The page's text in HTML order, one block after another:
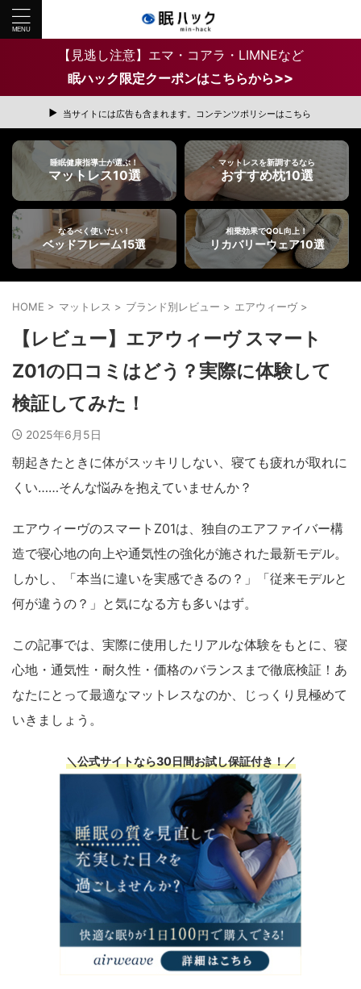
【見逃し注意】エマ・コアラ・LIMNEなど
眠ハック限定クーポンはこちらから>>
当サイトには広告も含まれます。コンテンツポリシーはこちら
睡眠健康指導士が選ぶ！
マットレス10選
マットレスを新調するなら
おすすめ枕10選
なるべく使いたい！
ベッドフレーム15選
相乗効果でQOL向上！
リカバリーウェア10選
HOME > マットレス > ブランド別レビュー > エアウィーヴ >
【レビュー】エアウィーヴ スマート
Z01の口コミはどう？実際に体験して
検証してみた！
2025年6月5日
朝起きたときに体がスッキリしない、寝ても疲れが取れに
くい……そんな悩みを抱えていませんか？
エアウィーヴのスマートZ01は、独自のエアファイバー構
造で寝心地の向上や通気性の強化が施された最新モデル。
しかし、「本当に違いを実感できるの？」「従来モデルと
何が違うの？」と気になる方も多いはず。
この記事では、実際に使用したリアルな体験をもとに、寝
心地・通気性・耐久性・価格のバランスまで徹底検証！あ
なたにとって最適なマットレスなのか、じっくり見極めて
いきましょう。
＼公式サイトなら30日間お試し保証付き！／